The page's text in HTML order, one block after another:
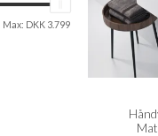
Max: DKK 3.799